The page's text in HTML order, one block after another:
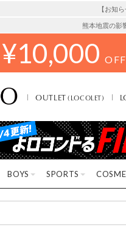
【お知
熊本地震の影
¥10,000 OFF
OUTLET(LOCOLET)
BOYS SPORTS COSME